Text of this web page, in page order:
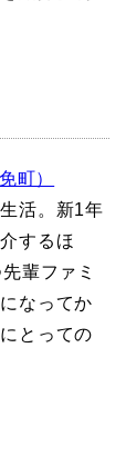
町）
活。新1年
するほ
輩ファミ
なってか
とっての